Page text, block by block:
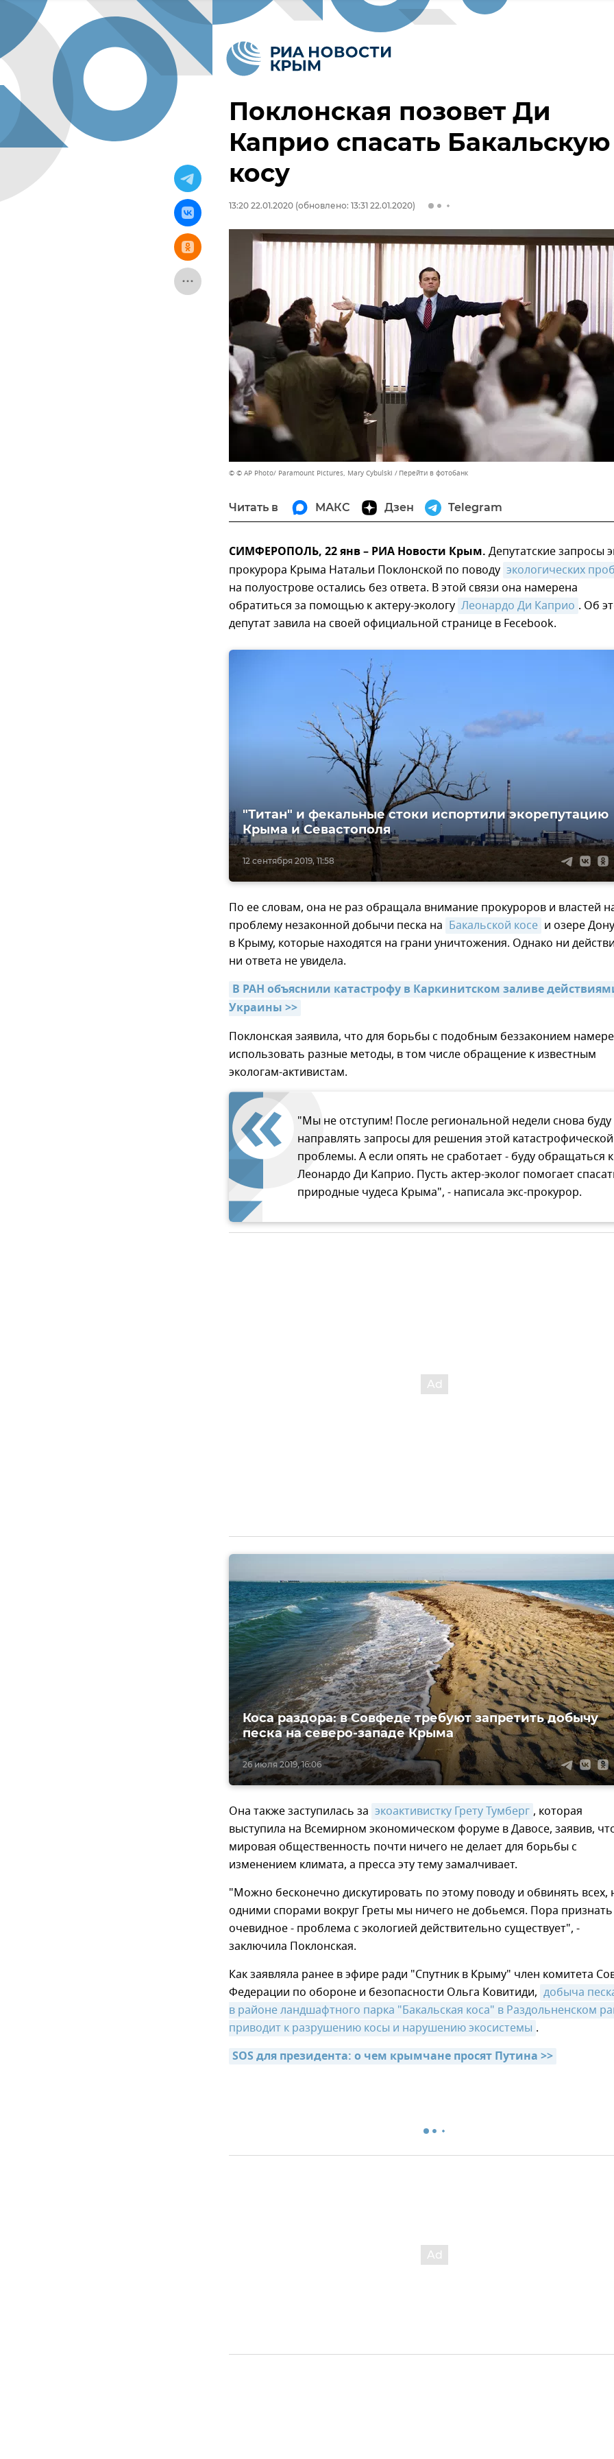
Поклонская позовет Ди
Каприо спасать Бакальскую
косу
13:20 22.01.2020 (обновлено: 13:31 22.01.2020)
© © AP Photo/ Paramount Pictures, Mary Cybulski Перейти в фотобанк
Читать в МАКС Дзен Telegram
СИМФЕРОПОЛЬ, 22 янв – РИА Новости Крым. Депутатские запросы
прокурора Крыма Натальи Поклонской по поводу экологических
на полуострове остались без ответа. В этой связи она намерена
обратиться за помощью к актеру-экологу Леонардо Ди Каприо . Об
депутат завила на своей официальной странице в Fecebook.
12 сентября 2019, 11:58
"Титан" и фекальные стоки испортили экорепутацию
Крыма и Севастополя
По ее словам, она не раз обращала внимание прокуроров и властей
проблему незаконной добычи песка на Бакальской косе и озере
в Крыму, которые находятся на грани уничтожения. Однако ни
ни ответа не увидела.
В РАН объяснили катастрофу в Каркинитском заливе
Украины >>
Поклонская заявила, что для борьбы с подобным беззаконием
использовать разные методы, в том числе обращение к известным
экологам-активистам.
"Мы не отступим! После региональной недели снова буду
направлять запросы для решения этой катастрофической
проблемы. А если опять не сработает - буду обращаться к
Леонардо Ди Каприо. Пусть актер-эколог помогает
природные чудеса Крыма", - написала экс-прокурор.
26 июля 2019, 16:06
Коса раздора: в Совфеде требуют запретить добычу
песка на северо-западе Крыма
Она также заступилась за экоактивистку Грету Тумберг , которая
выступила на Всемирном экономическом форуме в Давосе, заявив,
мировая общественность почти ничего не делает для борьбы с
изменением климата, а пресса эту тему замалчивает.
"Можно бесконечно дискутировать по этому поводу и обвинять всех,
одними спорами вокруг Греты мы ничего не добьемся. Пора признать
очевидное - проблема с экологией действительно существует", -
заключила Поклонская.
Как заявляла ранее в эфире ради "Спутник в Крыму" член комитета
Федерации по обороне и безопасности Ольга Ковитиди, добыча
в районе ландшафтного парка "Бакальская коса" в Раздольненском
приводит к разрушению косы и нарушению экосистемы .
SOS для президента: о чем крымчане просят Путина >>